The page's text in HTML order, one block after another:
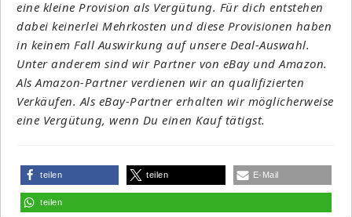
eine kleine Provision als Vergütung. Für dich entstehen
dabei keinerlei Mehrkosten und diese Provisionen haben
in keinem Fall Auswirkung auf unsere Deal-Auswahl.
Unter anderem sind wir Partner von eBay und Amazon.
Als Amazon-Partner verdienen wir an qualifizierten
Verkäufen. Als eBay-Partner erhalten wir möglicherweise
eine Vergütung, wenn Du einen Kauf tätigst.
teilen teilen E-Mail
teilen